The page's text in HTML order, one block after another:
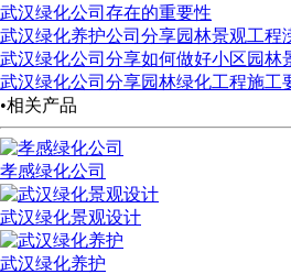
武汉绿化公司存在的重要性
武汉绿化养护公司分享园林景观工程
武汉绿化公司分享如何做好小区园林
武汉绿化公司分享园林绿化工程施工
•相关产品
孝感绿化公司
武汉绿化景观设计
武汉绿化养护